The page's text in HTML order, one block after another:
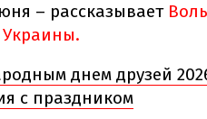
– рассказывает
днем друзей
с праздником